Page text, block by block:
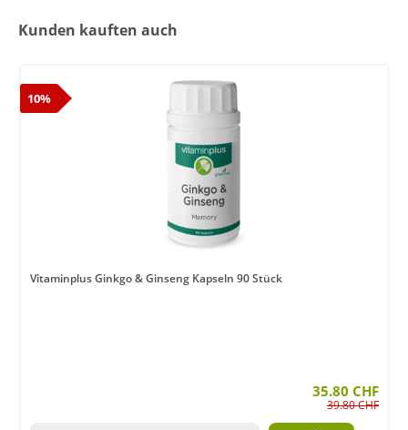
Kunden kauften auch
10%
Vitaminplus Ginkgo & Ginseng Kapseln 90 Stück
35.80 CHF
39.80 CHF